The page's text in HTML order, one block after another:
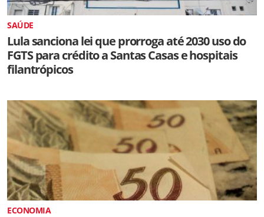
SAÚDE
Lula sanciona lei que prorroga até 2030 uso do
FGTS para crédito a Santas Casas e hospitais
filantrópicos
ECONOMIA